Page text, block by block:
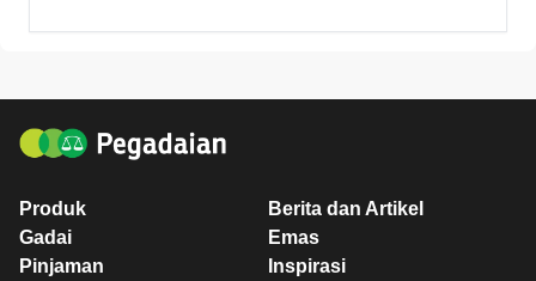
Produk
Gadai
Pinjaman
Berita dan Artikel
Emas
Inspirasi